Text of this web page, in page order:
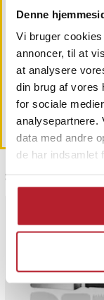
Denne
Vi bruger
annoncer, til at
at analysere
din brug af vores
for sociale
analysepartnere.
data med andre
de har indsamlet
Trimmerhoved til
næsehår til Philips
OneBlade /
næsehårstrimmer /
næsetrimmerhoved
Pris: 69 kr.
69 kr.
Findes på lager,
Køb
Sidst besøgt